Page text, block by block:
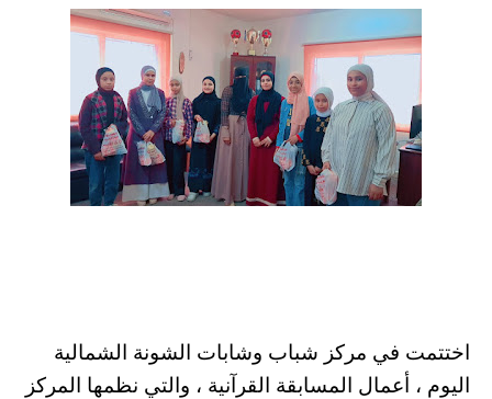
اختتمت في مركز شباب وشابات الشونة الشمالية
اليوم ، أعمال المسابقة القرآنية ، والتي نظمها المركز